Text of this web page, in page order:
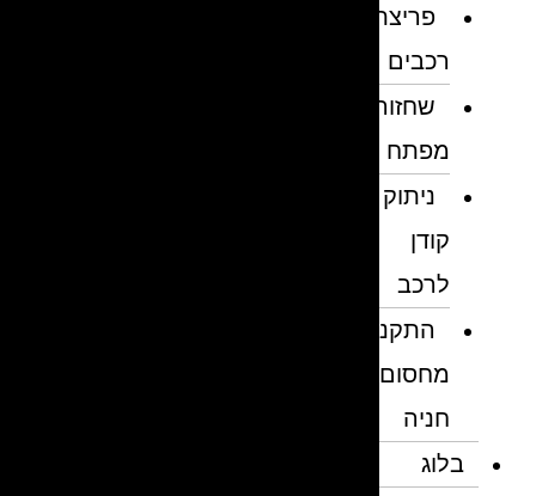
פריצת
רכבים
שחזור
מפתח
ניתוק
לרכב
התקנת
מחסום
חניה
בלוג